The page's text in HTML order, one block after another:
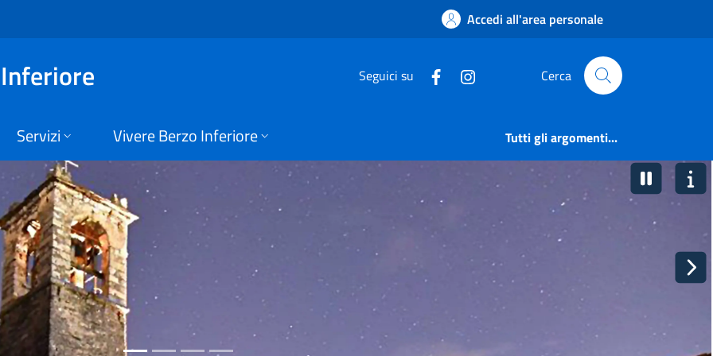
di Berzo Inferiore Accedi all'area personale
Seguici su Cerca
Servizi Vivere Berzo Inferiore Tutti gli argomenti...
pausa